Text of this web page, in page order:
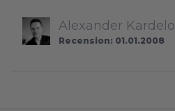
Alexander Kardelo
Recension: 01.01.2008